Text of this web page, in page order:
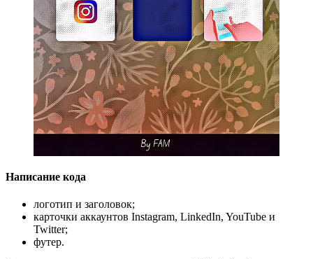
Написание кода
логотип и заголовок;
карточки аккаунтов Instagram, LinkedIn, YouTube и
Twitter;
футер.